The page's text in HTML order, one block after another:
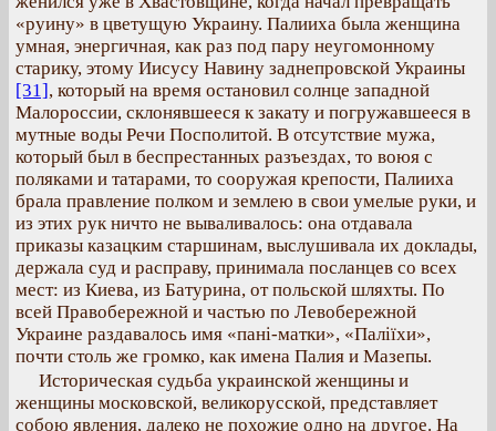
«руину» в цветущую Украину. Палииха была женщина
умная, энергичная, как раз под пару неугомонному
старику, этому Иисусу Навину заднепровской Украины
[31], который на время остановил солнце западной
Малороссии, склонявшееся к закату и погружавшееся в
мутные воды Речи Посполитой. В отсутствие мужа,
который был в беспрестанных разъездах, то воюя с
поляками и татарами, то сооружая крепости, Палииха
брала правление полком и землею в свои умелые руки, и
из этих рук ничто не вываливалось: она отдавала
приказы казацким старшинам, выслушивала их доклады,
держала суд и расправу, принимала посланцев со всех
мест: из Киева, из Батурина, от польской шляхты. По
всей Правобережной и частью по Левобережной
Украине раздавалось имя «пані-матки», «Паліїхи»,
почти столь же громко, как имена Палия и Мазепы.
Историческая судьба украинской женщины и
женщины московской, великорусской, представляет
собою явления, далеко не похожие одно на другое. На